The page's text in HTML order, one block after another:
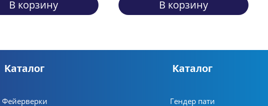
В корзину В корзину
Каталог
Фейерверки
Каталог
Гендер пати